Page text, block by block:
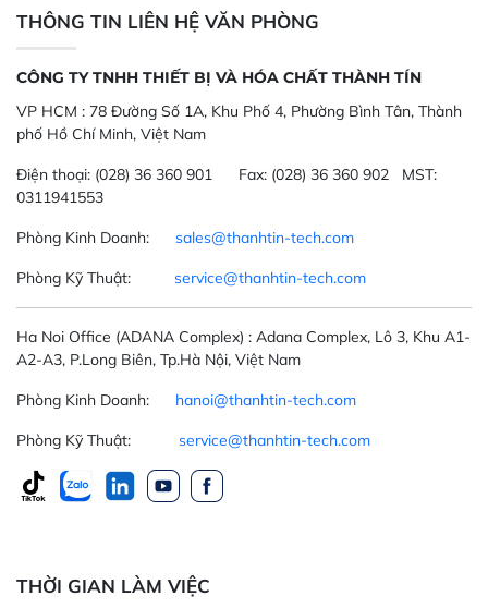
THÔNG TIN LIÊN HỆ VĂN PHÒNG
CÔNG TY TNHH THIẾT BỊ VÀ HÓA CHẤT THÀNH TÍN
VP HCM : 78 Đường Số 1A, Khu Phố 4, Phường Bình Tân, Thành
phố Hồ Chí Minh, Việt Nam
Điện thoại: (028) 36 360 901 Fax: (028) 36 360 902 MST:
0311941553
Phòng Kinh Doanh: sales@thanhtin-tech.com
Phòng Kỹ Thuật: service@thanhtin-tech.com
Ha Noi Office (ADANA Complex) : Adana Complex, Lô 3, Khu A1-
A2-A3, P.Long Biên, Tp.Hà Nội, Việt Nam
Phòng Kinh Doanh: hanoi@thanhtin-tech.com
Phòng Kỹ Thuật: service@thanhtin-tech.com
THỜI GIAN LÀM VIỆC